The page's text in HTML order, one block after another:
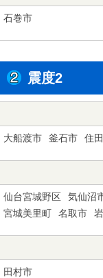
石巻市
震度2
大船渡市 釜石市 住
仙台宮城野区 気仙沼
宮城美里町
名取市
田村市